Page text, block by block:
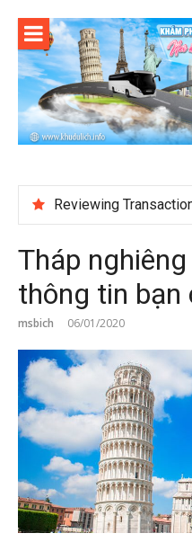
content
Tháp
thông tin
msbich 06/01/2020